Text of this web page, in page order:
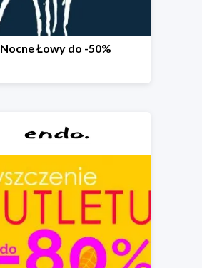
Nocne Łowy do -50%